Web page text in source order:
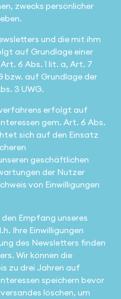
zwecks persönlicher
und die mit ihm
auf Grundlage einer
6 Abs. 1 lit. a, Art. 7
bzw. auf Grundlage der
3 UWG.
erfolgt auf
gem. Art. 6 Abs.
sich auf den Einsatz
geschäftlichen
der Nutzer
von Einwilligungen
Empfang unseres
Ihre Einwilligungen
des Newsletters finden
Wir können die
zu drei Jahren auf
speichern bevor
löschen, um